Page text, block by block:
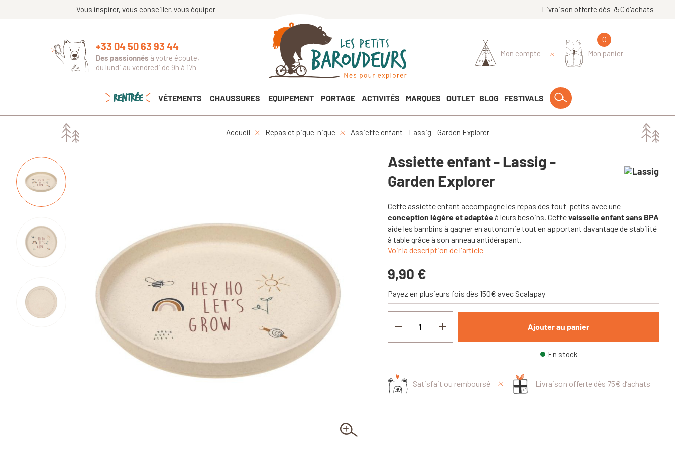
Vous inspirer, vous conseiller, vous équiper Livraison offerte dès 75€ d'achats
+33 04 50 63 93 44
Des passionnés à votre écoute,
du lundi au vendredi de 9h à 17h
Mon compte Mon panier
0
RENTRÉE VÊTEMENTS CHAUSSURES EQUIPEMENT PORTAGE ACTIVITÉS MARQUES OUTLET BLOG FESTIVALS
Accueil Repas et pique-nique Assiette enfant - Lassig - Garden Explorer
Assiette enfant - Lassig -
Garden Explorer
Cette assiette enfant accompagne les repas des tout-petits avec une
conception légère et adaptée à leurs besoins. Cettevaisselle enfant sans BPA
aide les bambins à gagner en autonomie tout en apportant davantage de stabilité
à table grâce à son anneau antidérapant.
Voir la description de l'article
9,90 €
Payez en plusieurs fois dès 150€ avec Scalapay
Ajouter au panier
En stock
Satisfait ou remboursé Livraison offerte dès 75€ d’achats